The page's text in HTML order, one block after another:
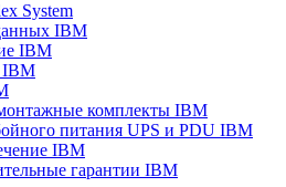
System
IBM
IBM
IBM
комплекты IBM
питания UPS и PDU IBM
IBM
гарантии IBM